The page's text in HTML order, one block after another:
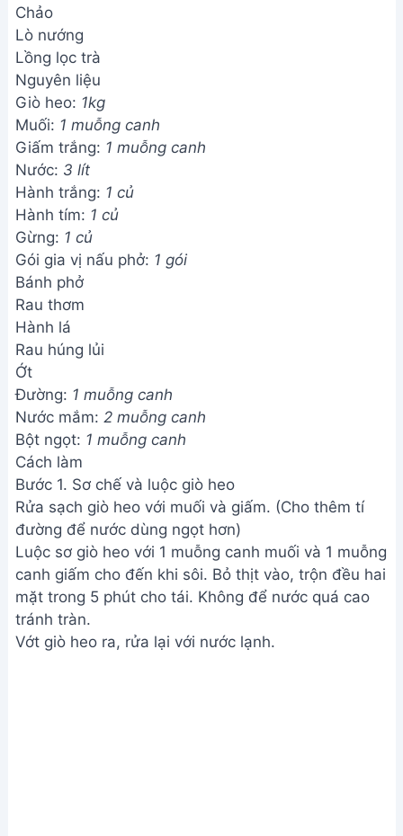
Chảo
Lò nướng
Lồng lọc trà
Nguyên liệu
Giò heo: 1kg
Muối: 1 muỗng canh
Giấm trắng: 1 muỗng canh
Nước: 3 lít
Hành trắng: 1 củ
Hành tím: 1 củ
Gừng: 1 củ
Gói gia vị nấu phở: 1 gói
Bánh phở
Rau thơm
Hành lá
Rau húng lủi
Ớt
Đường: 1 muỗng canh
Nước mắm: 2 muỗng canh
Bột ngọt: 1 muỗng canh
Cách làm
Bước 1. Sơ chế và luộc giò heo
Rửa sạch giò heo với muối và giấm. (Cho thêm tí
đường để nước dùng ngọt hơn)
Luộc sơ giò heo với 1 muỗng canh muối và 1 muỗng
canh giấm cho đến khi sôi. Bỏ thịt vào, trộn đều hai
mặt trong 5 phút cho tái. Không để nước quá cao
tránh tràn.
Vớt giò heo ra, rửa lại với nước lạnh.